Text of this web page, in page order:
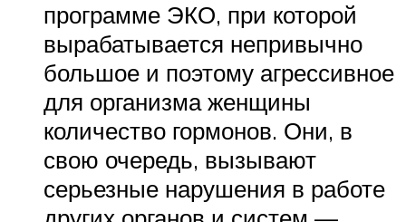
программе ЭКО, при которой
вырабатывается непривычно
большое и поэтому агрессивное
для организма женщины
количество гормонов. Они, в
свою очередь, вызывают
серьезные нарушения в работе